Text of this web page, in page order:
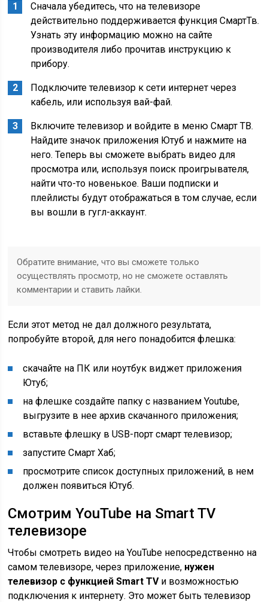
Сначала убедитесь, что на телевизоре
действительно поддерживается функция СмартТв.
Узнать эту информацию можно на сайте
производителя либо прочитав инструкцию к
прибору.
Подключите телевизор к сети интернет через
кабель, или используя вай-фай.
Включите телевизор и войдите в меню Смарт ТВ.
Найдите значок приложения Ютуб и нажмите на
него. Теперь вы сможете выбрать видео для
просмотра или, используя поиск проигрывателя,
найти что-то новенькое. Ваши подписки и
плейлисты будут отображаться в том случае, если
вы вошли в гугл-аккаунт.
Обратите внимание, что вы сможете только
осуществлять просмотр, но не сможете оставлять
комментарии и ставить лайки.
Если этот метод не дал должного результата,
попробуйте второй, для него понадобится флешка:
скачайте на ПК или ноутбук виджет приложения
Ютуб;
на флешке создайте папку с названием Youtube,
выгрузите в нее архив скачанного приложения;
вставьте флешку в USB-порт смарт телевизор;
запустите Смарт Хаб;
просмотрите список доступных приложений, в нем
должен появиться Ютуб.
Смотрим YouTube на Smart TV
телевизоре
Чтобы смотреть видео на YouTube непосредственно на
самом телевизоре, через приложение, нужен
телевизор с функцией Smart TVи возможностью
подключения к интернету. Это может быть телевизор